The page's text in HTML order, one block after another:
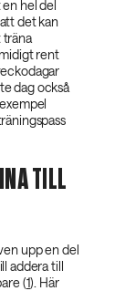
hel del
det kan
träna
rent
dag också
TILL
upp en del
addera till
(1). Här